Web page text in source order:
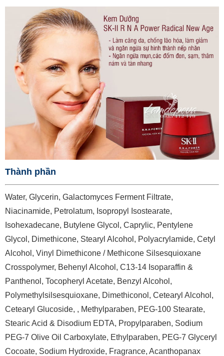
Thành phần
Water, Glycerin, Galactomyces Ferment Filtrate,
Niacinamide, Petrolatum, Isopropyl Isostearate,
Isohexadecane, Butylene Glycol, Caprylic, Pentylene
Glycol, Dimethicone, Stearyl Alcohol, Polyacrylamide, Cetyl
Alcohol, Vinyl Dimethicone / Methicone Silsesquioxane
Crosspolymer, Behenyl Alcohol, C13-14 Isoparaffin &
Panthenol, Tocopheryl Acetate, Benzyl Alcohol,
Polymethylsilsesquioxane, Dimethiconol, Cetearyl Alcohol,
Cetearyl Glucoside, , Methylparaben, PEG-100 Stearate,
Stearic Acid & Disodium EDTA, Propylparaben, Sodium
PEG-7 Olive Oil Carboxylate, Ethylparaben, PEG-7 Glyceryl
Cocoate, Sodium Hydroxide, Fragrance, Acanthopanax